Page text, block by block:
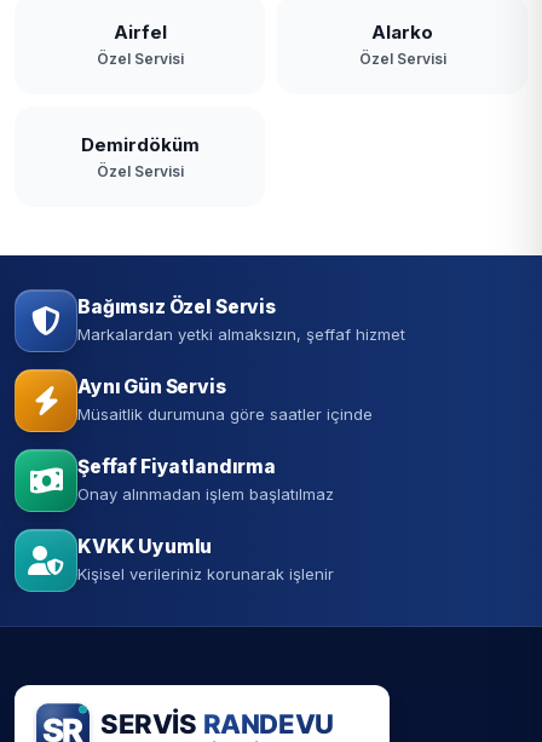
Airfel
Özel Servisi
Alarko
Özel Servisi
Demirdöküm
Özel Servisi
Bağımsız Özel Servis
Markalardan yetki almaksızın, şeffaf hizmet
Aynı Gün Servis
Müsaitlik durumuna göre saatler içinde
Şeffaf Fiyatlandırma
Onay alınmadan işlem başlatılmaz
KVKK Uyumlu
Kişisel verileriniz korunarak işlenir